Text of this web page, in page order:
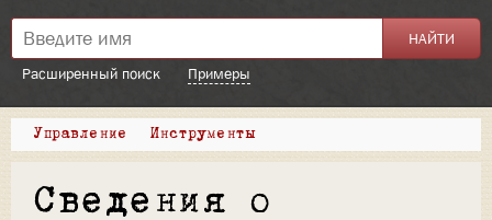
Расширенный поиск Примеры
Управление Инструменты
Сведения о